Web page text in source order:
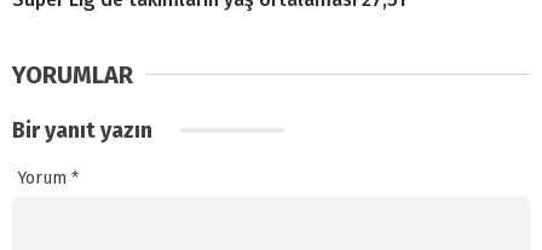
YORUMLAR
Bir yanıt yazın
Yorum *